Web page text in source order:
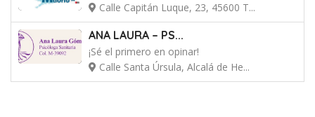
Calle Capitán Luque, 23, 45600 T...
ANA LAURA – PS...
¡Sé el primero en opinar!
Calle Santa Úrsula, Alcalá de He...